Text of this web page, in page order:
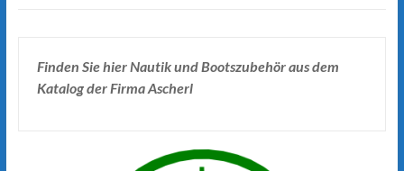
Finden Sie hier Nautik und Bootszubehör aus dem
Katalog der Firma Ascherl